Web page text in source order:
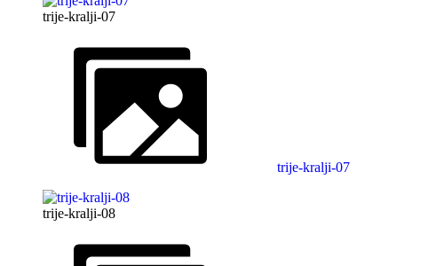
trije-kralji-07
trije-kralji-07
trije-kralji-08